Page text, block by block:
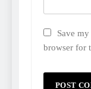
Save
browser for